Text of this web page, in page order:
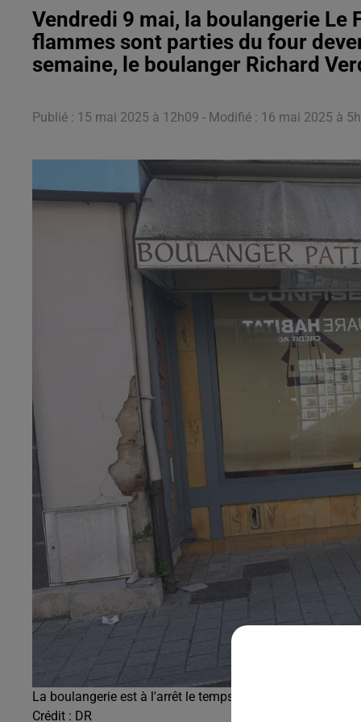
Vendredi 9 mai, la boulangerie Le
flammes sont parties du four
semaine, le boulanger Richard
Publié : 15 mai 2025 à 12h09 - Modifié : 16 mai 2025 à
La boulangerie est à l'arrêt le temps de racheter un four
Crédit : DR